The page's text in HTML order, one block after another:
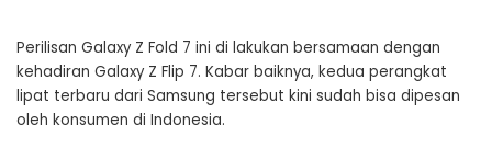
Perilisan Galaxy Z Fold 7 ini di lakukan bersamaan dengan
kehadiran Galaxy Z Flip 7. Kabar baiknya, kedua perangkat
lipat terbaru dari Samsung tersebut kini sudah bisa dipesan
oleh konsumen di Indonesia.